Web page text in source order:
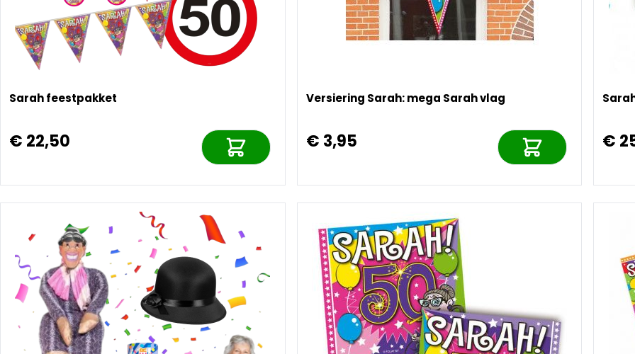
Sarah feestpakket
€ 22,50
Versiering Sarah: mega Sarah vlag
€ 3,95 €